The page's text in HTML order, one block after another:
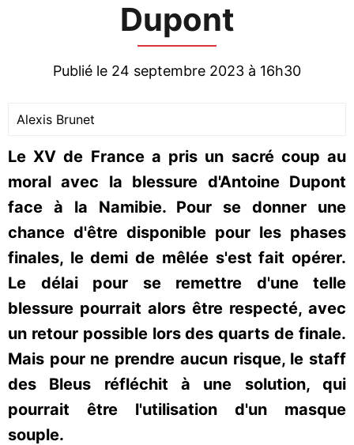
Dupont
Publié le 24 septembre 2023 à 16h30
Alexis Brunet
Le XV de France a pris un sacré coup au
moral avec la blessure d'Antoine Dupont
face à la Namibie. Pour se donner une
chance d'être disponible pour les phases
finales, le demi de mêlée s'est fait opérer.
Le délai pour se remettre d'une telle
blessure pourrait alors être respecté, avec
un retour possible lors des quarts de finale.
Mais pour ne prendre aucun risque, le staff
des Bleus réfléchit à une solution, qui
pourrait être l'utilisation d'un masque
souple.